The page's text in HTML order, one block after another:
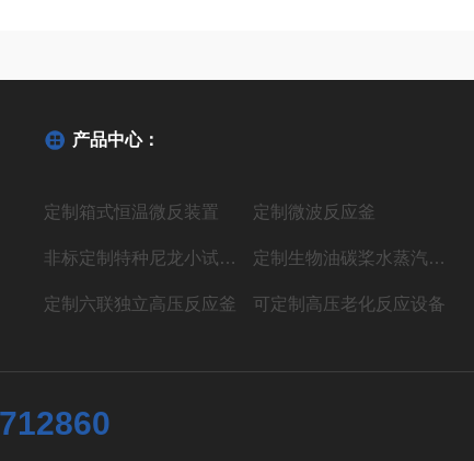
产品中心：
定制箱式恒温微反装置 定制微波反应釜
非标定制特种尼龙小试聚合反应装置 定制生物油碳桨水蒸汽气化制氢液体燃料装置
定制六联独立高压反应釜 可定制高压老化反应设备